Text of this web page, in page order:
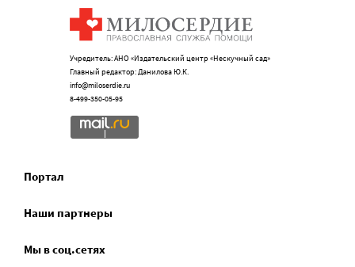
Учредитель: АНО «Издательский центр «Нескучный сад»
Главный редактор: Данилова Ю.К.
info@miloserdie.ru
8-499-350-05-95
Портал
Наши партнеры
Мы в соц.сетях